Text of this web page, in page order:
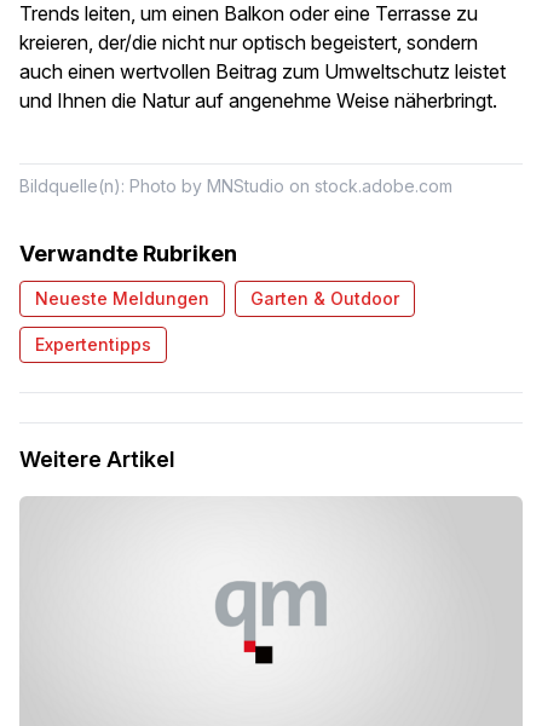
Trends leiten, um einen Balkon oder eine Terrasse zu
kreieren, der/die nicht nur optisch begeistert, sondern
auch einen wertvollen Beitrag zum Umweltschutz leistet
und Ihnen die Natur auf angenehme Weise näherbringt.
Bildquelle(n): Photo by MNStudio on stock.adobe.com
Verwandte Rubriken
Neueste Meldungen Garten & Outdoor
Expertentipps
Weitere Artikel